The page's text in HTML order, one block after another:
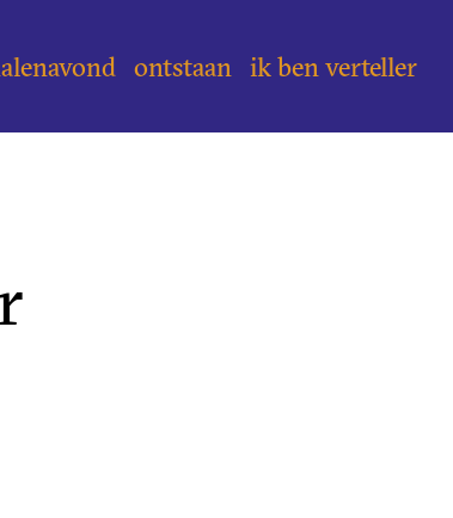
ontstaan ik ben verteller